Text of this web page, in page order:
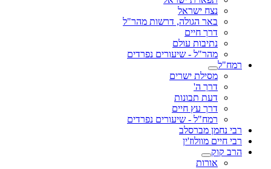
נצח ישראל
באר הגולה, דרשות מהר"ל
דרך חיים
נתיבות עולם
מהר"ל - שיעורים נפרדים
רמח"ל
מסילת ישרים
דרך ה'
דעת תבונות
דרך עץ חיים
רמח"ל - שיעורים נפרדים
רבי נחמן מברסלב
רבי חיים מוולוז'ין
הרב קוק
אורות